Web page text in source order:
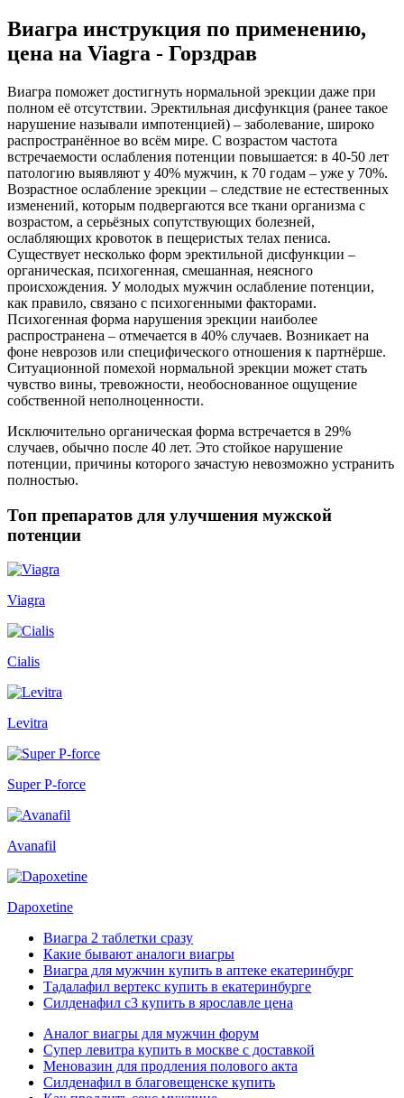
Виагра инструкция по применению,
цена на Viagra - Горздрав
Виагра поможет достигнуть нормальной эрекции даже при
полном её отсутствии. Эректильная дисфункция (ранее такое
нарушение называли импотенцией) – заболевание, широко
распространённое во всём мире. С возрастом частота
встречаемости ослабления потенции повышается: в 40-50 лет
патологию выявляют у 40% мужчин, к 70 годам – уже у 70%.
Возрастное ослабление эрекции – следствие не естественных
изменений, которым подвергаются все ткани организма с
возрастом, а серьёзных сопутствующих болезней,
ослабляющих кровоток в пещеристых телах пениса.
Существует несколько форм эректильной дисфункции –
органическая, психогенная, смешанная, неясного
происхождения. У молодых мужчин ослабление потенции,
как правило, связано с психогенными факторами.
Психогенная форма нарушения эрекции наиболее
распространена – отмечается в 40% случаев. Возникает на
фоне неврозов или специфического отношения к партнёрше.
Ситуационной помехой нормальной эрекции может стать
чувство вины, тревожности, необоснованное ощущение
собственной неполноценности.
Исключительно органическая форма встречается в 29%
случаев, обычно после 40 лет. Это стойкое нарушение
потенции, причины которого зачастую невозможно устранить
полностью.
Топ препаратов для улучшения мужской
потенции
Viagra
Cialis
Levitra
Super P-force
Avanafil
Dapoxetine
Виагра 2 таблетки сразу
Какие бывают аналоги виагры
Виагра для мужчин купить в аптеке екатеринбург
Тадалафил вертекс купить в екатеринбурге
Силденафил с3 купить в ярославле цена
Аналог виагры для мужчин форум
Супер левитра купить в москве с доставкой
Меновазин для продления полового акта
Силденафил в благовещенске купить